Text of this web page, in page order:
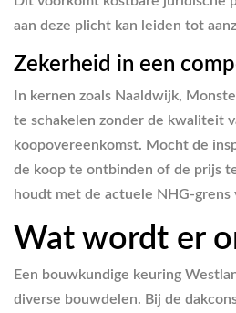
aan deze plicht kan leiden tot
Zekerheid in een
In kernen zoals Naaldwijk,
te schakelen zonder de kwaliteit
koopovereenkomst. Mocht de
de koop te ontbinden of de prijs
houdt met de actuele NHG-grens
Wat wordt er
Een bouwkundige keuring
diverse bouwdelen. Bij de